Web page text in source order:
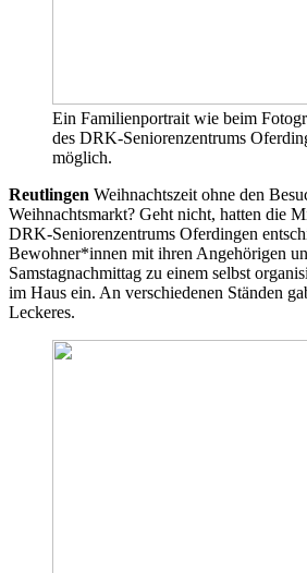
Ein Familienportrait wie beim
des DRK-Seniorenzentrums
möglich.
Reutlingen Weihnachtszeit ohne den
Weihnachtsmarkt? Geht nicht, hatten die
DRK-Seniorenzentrums Oferdingen
Bewohner*innen mit ihren Angehörigen
Samstagnachmittag zu einem selbst
im Haus ein. An verschiedenen Ständen
Leckeres.